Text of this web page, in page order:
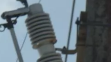
Polymer Fuse Cutout, Drop out Fuses 24 Kv 300A